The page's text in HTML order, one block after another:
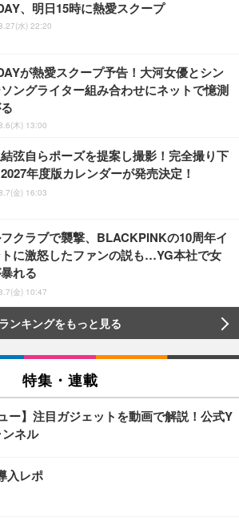
、明日15時に熱愛スクープ
水) 22:20
が熱愛スクープ予告！大河女優とシン
ングライター組み合わせにネットで憶測
木) 13:00
弦自らポーズを提案し撮影！完全撮り下
年度版カレンダーが発売決定！
金) 16:03
クラブで襲撃、BLACKPINKの10周年イ
に激怒したファンの説も…YG本社で女
れる
金) 10:47
ランキングをもっと見る
特集・連載
ー】注目ガジェットを動画で解説！公式Y
ネル
入レポ